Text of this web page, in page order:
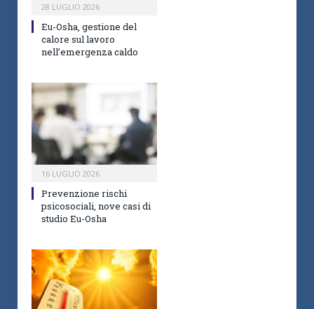
28 LUGLIO 2026
Eu-Osha, gestione del
calore sul lavoro
nell’emergenza caldo
16 LUGLIO 2026
Prevenzione rischi
psicosociali, nove casi di
studio Eu-Osha